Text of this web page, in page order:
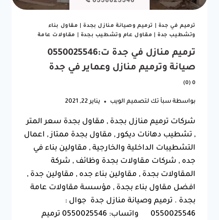
ترميم في جدة ترميم وصيانة منازل بجدة
مقاول بناء
وتشطيب جدة
مقاول عام وتشطيب بجدة مقاولات عامة
ترميم منازل في جدة ت:0550025546
صيانة وترميم منازل وعماير في جدة
0 (0)
بواسطة سبأ تك لتصميم الويب يناير 22, 2021
شركات ترميم منازل بجدة , مقاول بجدة سعر المتر
, تشطيب دهانات ديكور , مقاول بجدة ممتاز , اعمال
التشطيبات الداخلية والخارجية , مقاولين بناء في
جده , شركات مقاولات بجدة وظائف , شركة
المقاولات بجدة , مقاولين بناء جده , مقاولين جدة ,
افضل مقاول بناء بجدة , مؤسسة مقاولات عامة
بجدة . ترميم وصيانة منازل جدة جوال :
0550025546 واتساب: 0550025546 ترميم